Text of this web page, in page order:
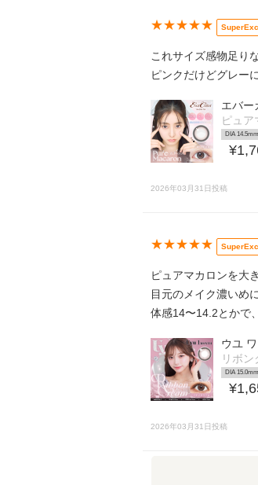
★★★★★
これサイズ感物足り
ピンクだけどグレー
エバー
ピュア
DIA 14.5mm
2026年03月31日投稿
★★★★★
ピュアマカロンを大
目元のメイク濃いめ
体感14〜14.2とかで
ウユ
リボン
DIA 15.0mm
2026年03月31日投稿